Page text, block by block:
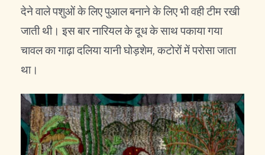
देने वाले पशुओं के लिए पुआल बनाने के लिए भी वही टीम रखी
जाती थी। इस बार नारियल के दूध के साथ पकाया गया
चावल का गाढ़ा दलिया यानी घोड़शेम, कटोरों में परोसा जाता
था।